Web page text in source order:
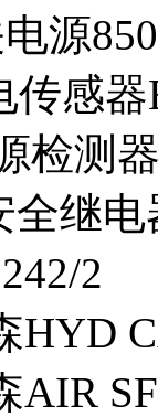
源
传感
检测
继电
2
HYD
AIR